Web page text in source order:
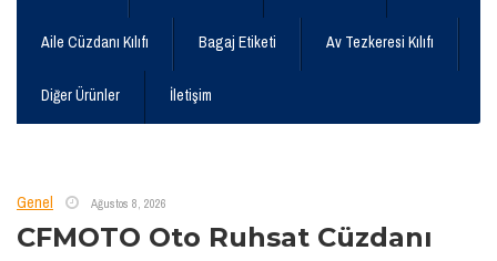
Aile Cüzdanı Kılıfı Bagaj Etiketi Av Tezkeresi Kılıfı
Diğer Ürünler İletişim
Genel Ağustos 8, 2026
CFMOTO Oto Ruhsat Cüzdanı